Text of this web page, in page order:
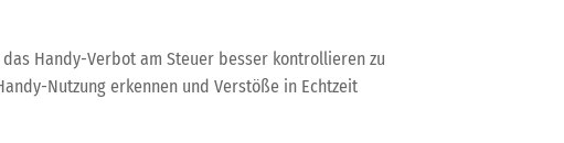
Handy-Verbot am Steuer besser kontrollieren zu
Nutzung erkennen und Verstöße in Echtzeit